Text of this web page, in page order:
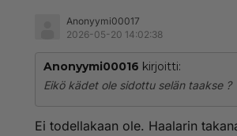
Anonyymi00017
2026-05-20 14:02:38
Anonyymi00016 kirjoitti:
Eikö kädet ole sidottu selän taakse ?
Ei todellakaan ole. Haalarin